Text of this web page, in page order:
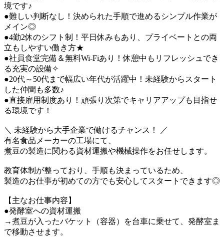
境です♪
●難しい判断なし！決められた手順で進めるシンプル作業が
メイン◎
●4勤2休のシフト制！平日休みもあり、プライベートとの両
立もしやすい働き方★
●社員食堂完備＆無料Wi-Fiあり！休憩中もリフレッシュでき
る充実の設備✧
●20代～50代まで幅広い年代が活躍中！未経験からスタート
した仲間も多数♪
●直接雇用制度あり！頑張り次第でキャリアアップも目指せ
る環境です！
＼ 未経験から大手企業で働けるチャンス！ ／
有名食品メーカーの工場にて、
煮豆の製造に関わる資材運搬や機械操作をお任せします。
教育体制が整っており、手順も決まっているため、
製造のお仕事が初めての方でも安心してスタートできます◎
【主なお仕事内容】
●発酵室への資材運搬
→煮豆が入ったバケット（容器）を台車に乗せて、発酵室ま
で移動させます。